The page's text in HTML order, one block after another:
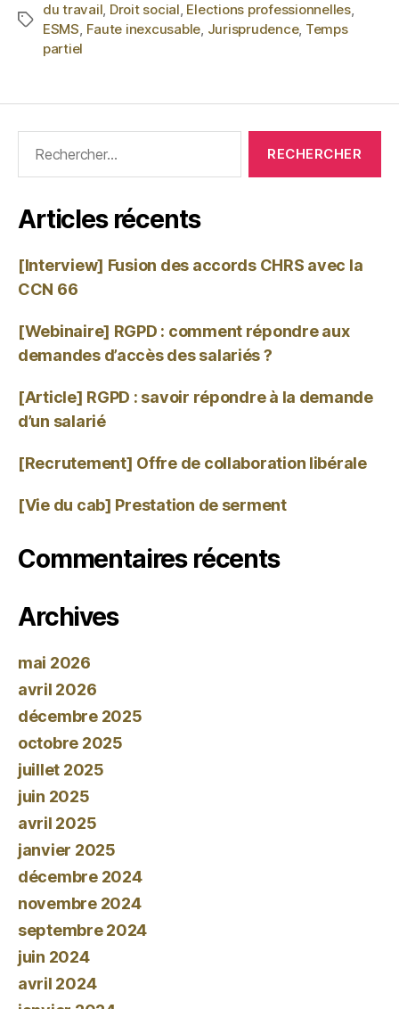
du travail, Droit social, Elections professionnelles,
ESMS, Faute inexcusable, Jurisprudence, Temps
partiel
Articles récents
[Interview] Fusion des accords CHRS avec la
CCN 66
[Webinaire] RGPD : comment répondre aux
demandes d’accès des salariés ?
[Article] RGPD : savoir répondre à la demande
d’un salarié
[Recrutement] Offre de collaboration libérale
[Vie du cab] Prestation de serment
Commentaires récents
Archives
mai 2026
avril 2026
décembre 2025
octobre 2025
juillet 2025
juin 2025
avril 2025
janvier 2025
décembre 2024
novembre 2024
septembre 2024
juin 2024
avril 2024